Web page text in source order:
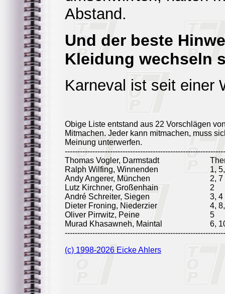
Abstand.
Und der beste
Kleidung wechseln
Karneval ist seit einer
Obige Liste entstand aus 22 Vorschlägen
Mitmachen. Jeder kann mitmachen, muss
Meinung unterwerfen.
Thomas Vogler, Darmstadt
Ralph Wilfing, Winnenden
1,
Andy Angerer, München
2, 7
Lutz Kirchner, Großenhain
2
André Schreiter, Siegen
3, 4
Dieter Froning, Niederzier
4,
Oliver Pirrwitz, Peine
5
Murad Khasawneh, Maintal
6,
(c) 1998-2026 Eicke Ahlers